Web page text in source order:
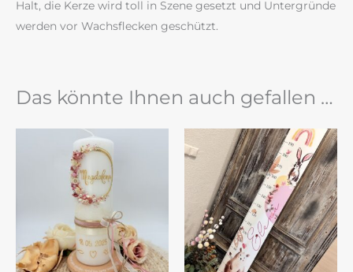
Halt, die Kerze wird toll in Szene gesetzt und Untergründe
werden vor Wachsflecken geschützt.
Das könnte Ihnen auch gefallen …